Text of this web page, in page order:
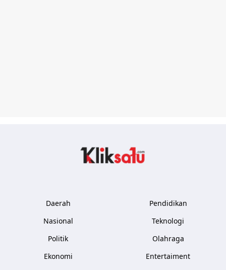
Daerah
Nasional
Politik
Ekonomi
Pendidikan
Teknologi
Olahraga
Entertaiment